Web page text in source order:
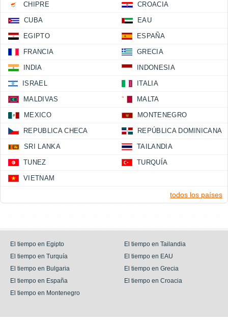
CHIPRE CROACIA
CUBA EAU
EGIPTO ESPAÑA
FRANCIA GRECIA
INDIA INDONESIA
ISRAEL ITALIA
MALDIVAS MALTA
MEXICO MONTENEGRO
REPUBLICA CHECA REPÚBLICA DOMINICANA
SRI LANKA TAILANDIA
TUNEZ TURQUÍA
VIETNAM
todos los países
El tiempo en Egipto
El tiempo en Tailandia
El tiempo en Turquía
El tiempo en EAU
El tiempo en Bulgaria
El tiempo en Grecia
El tiempo en España
El tiempo en Croacia
El tiempo en Montenegro